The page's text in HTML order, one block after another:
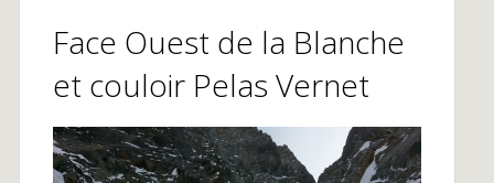
Face Ouest de la Blanche
et couloir Pelas Vernet